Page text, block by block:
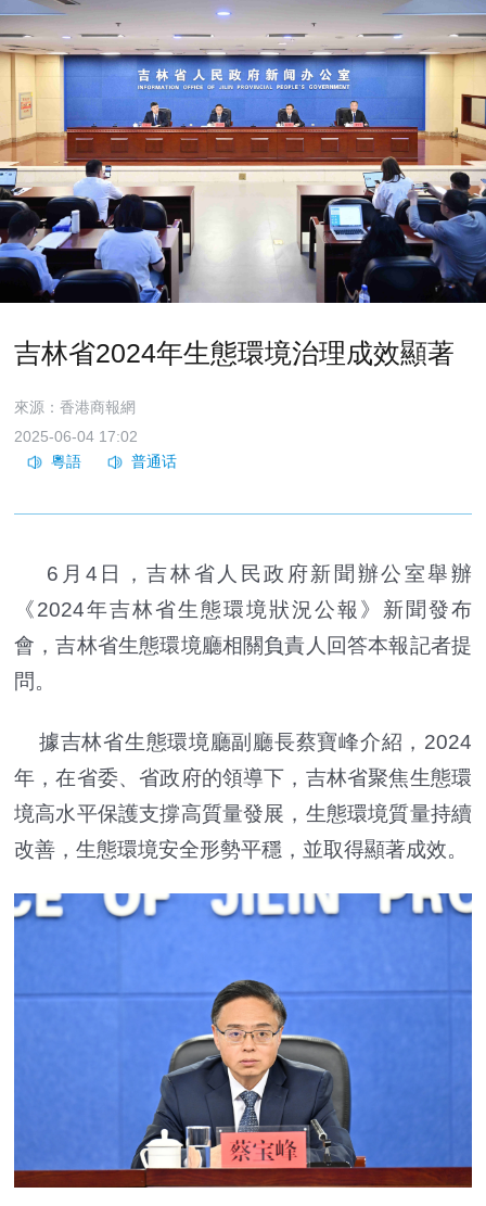
吉林省2024年生態環境治理成效顯著
來源：香港商報網
2025-06-04 17:02
6月4日，吉林省人民政府新聞辦公室舉辦
《2024年吉林省生態環境狀況公報》新聞發布
會，吉林省生態環境廳相關負責人回答本報記者提
問。
據吉林省生態環境廳副廳長蔡寶峰介紹，2024
年，在省委、省政府的領導下，吉林省聚焦生態環
境高水平保護支撐高質量發展，生態環境質量持續
改善，生態環境安全形勢平穩，並取得顯著成效。